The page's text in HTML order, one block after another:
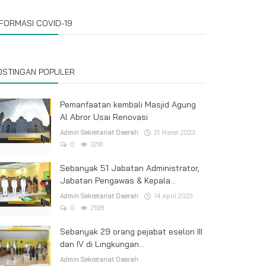
COVID-19
POPULER
Pemanfaatan kembali Masjid Agung
Al Abror Usai Renovasi
Admin Sekretariat Daerah
21 Maret 2023
0
2218
Sebanyak 51 Jabatan Administrator,
Jabatan Pengawas & Kepala...
Admin Sekretariat Daerah
14 April 2023
0
2198
Sebanyak 29 orang pejabat eselon III
dan IV di Lingkungan...
Admin Sekretariat Daerah